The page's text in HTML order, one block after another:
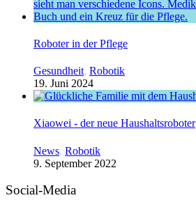
Roboter in der Pflege
Gesundheit, Robotik
19. Juni 2024
Xiaowei - der neue Haushaltsroboter
News, Robotik
9. September 2022
Social-Media